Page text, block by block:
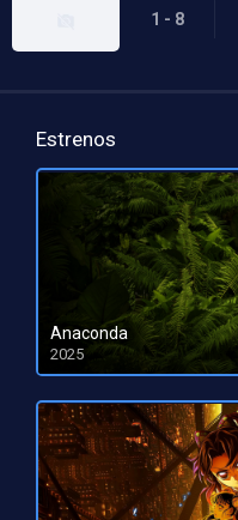
1 - 8
Estrenos
Anaconda
2025
HD 1080pHD 720p